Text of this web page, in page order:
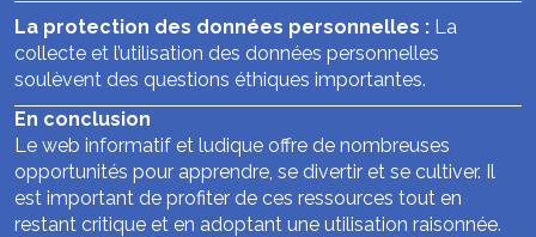
La protection des données personnelles : La
collecte et l’utilisation des données personnelles
soulèvent des questions éthiques importantes.
En conclusion
Le web informatif et ludique offre de nombreuses
opportunités pour apprendre, se divertir et se cultiver. Il
est important de profiter de ces ressources tout en
restant critique et en adoptant une utilisation raisonnée.